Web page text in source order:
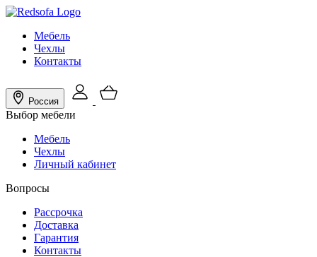
Мебель
Чехлы
Контакты
Россия
Выбор мебели
Мебель
Чехлы
Личный кабинет
Вопросы
Рассрочка
Доставка
Гарантия
Контакты